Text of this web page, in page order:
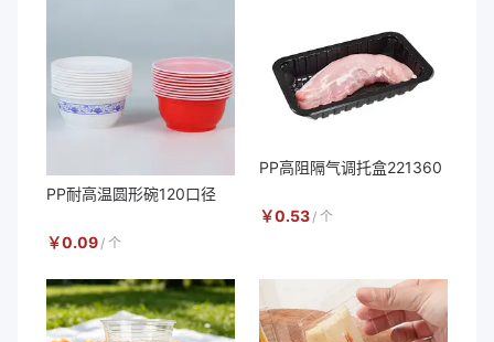
PP耐高温圆形碗120口径
￥0.09 / 个
PP高阻隔气调托盒221360
￥0.53 / 个